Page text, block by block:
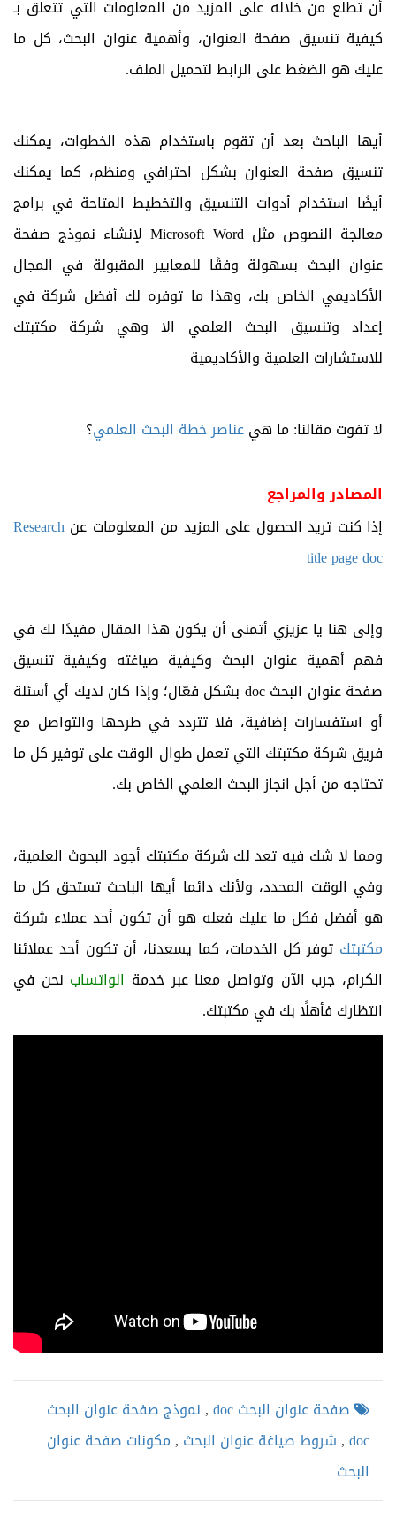
أن تطلع من خلاله على المزيد من المعلومات التي تتعلق بـ
كيفية تنسيق صفحة العنوان، وأهمية عنوان البحث، كل ما
عليك هو الضغط على الرابط لتحميل الملف.
أيها الباحث بعد أن تقوم باستخدام هذه الخطوات، يمكنك
تنسيق صفحة العنوان بشكل احترافي ومنظم، كما يمكنك
أيضًا استخدام أدوات التنسيق والتخطيط المتاحة في برامج
معالجة النصوص مثلMicrosoft Wordلإنشاء نموذج صفحة
عنوان البحث بسهولة وفقًا للمعايير المقبولة في المجال
الأكاديمي الخاص بك، وهذا ما توفره لك أفضل شركة في
إعداد وتنسيق البحث العلمي الا وهي شركة مكتبتك
للاستشارات العلمية والأكاديمية
لا تفوت مقالنا: ما هيعناصر خطة البحث العلمي؟
المصادر والمراجع
إذا كنت تريد الحصول على المزيد من المعلومات عن Research
title page doc
وإلى هنا يا عزيزي أتمنى أن يكون هذا المقال مفيدًا لك في
فهم أهمية عنوان البحث وكيفية صياغته وكيفية تنسيق
صفحة عنوان البحثdoc بشكل فعّال؛ وإذا كان لديك أي أسئلة
أو استفسارات إضافية، فلا تتردد في طرحها والتواصل مع
فريق شركة مكتبتك التي تعمل طوال الوقت على توفير كل ما
تحتاجه من أجل انجاز البحث العلمي الخاص بك.
ومما لا شك فيه تعد لك شركة مكتبتك أجود البحوث العلمية،
وفي الوقت المحدد، ولأنك دائما أيها الباحث تستحق كل ما
هو أفضل فكل ما عليك فعله هو أن تكون أحد عملاء شركة
مكتبتك توفر كل الخدمات، كما يسعدنا، أن تكون أحد عملائنا
الكرام، جرب الآن وتواصل معنا عبر خدمة الواتساب نحن في
انتظارك فأهلًا بك في مكتبتك.
صفحة عنوان البحث doc ,نموذج صفحة عنوان البحث
doc
,شروط صياغة عنوان البحث ,مكونات صفحة عنوان
البحث